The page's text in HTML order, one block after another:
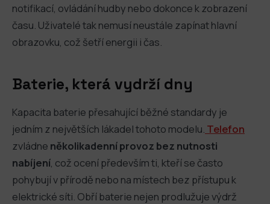
notifikací, ovládání hudby nebo dokonce k zobrazení
času. Uživatelé tak nemusí neustále zapínat hlavní
obrazovku, což šetří energii i čas.
Baterie, která vydrží dny
Kapacita baterie přesahující běžné standardy je
jedním z největších lákadel tohoto modelu. Telefon
zvládne několikadenní provoz bez nutnosti
nabíjení , což ocení především ti, kteří se často
pohybují v přírodě nebo na místech bez přístupu k
elektrické síti. Obří baterie nejen prodlužuje výdrž